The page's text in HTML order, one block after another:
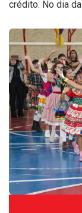
crédito. No dia